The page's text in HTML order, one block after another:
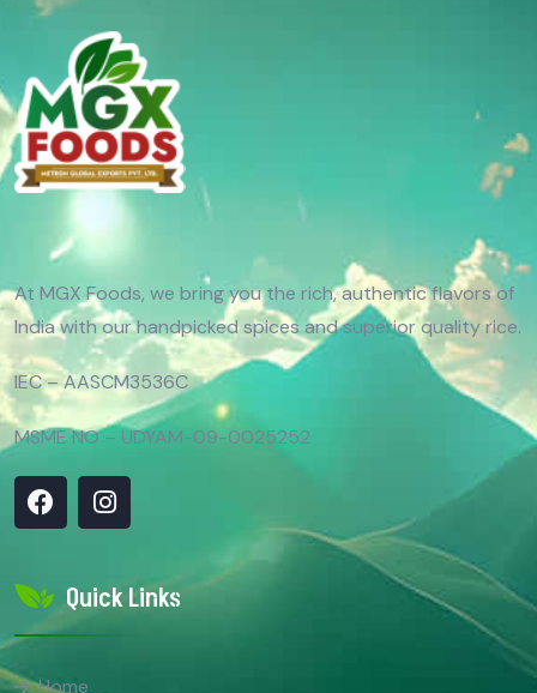
At MGX Foods, we bring you the rich, authentic flavors of
India with our handpicked spices and superior quality rice.
IEC – AASCM3536C
MSME NO – UDYAM-09-0025252
Quick Links
Home